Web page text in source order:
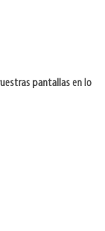
pantallas en lo